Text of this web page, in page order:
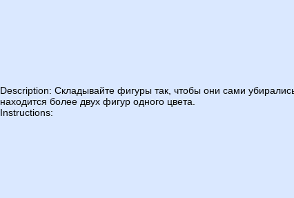
Description: Складывайте фигуры так, чтобы они сами
находится более двух фигур одного цвета.
Instructions: